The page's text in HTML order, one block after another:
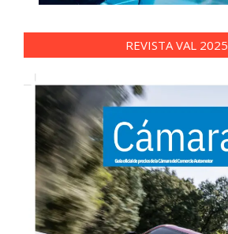
REVISTA VAL 2025